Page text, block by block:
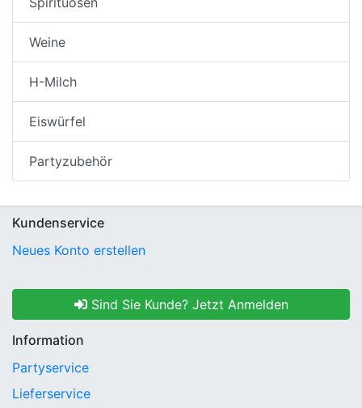
Weine
H-Milch
Eiswürfel
Partyzubehör
Kundenservice
Neues Konto erstellen
Sind Sie Kunde? Jetzt Anmelden
Information
Partyservice
Lieferservice